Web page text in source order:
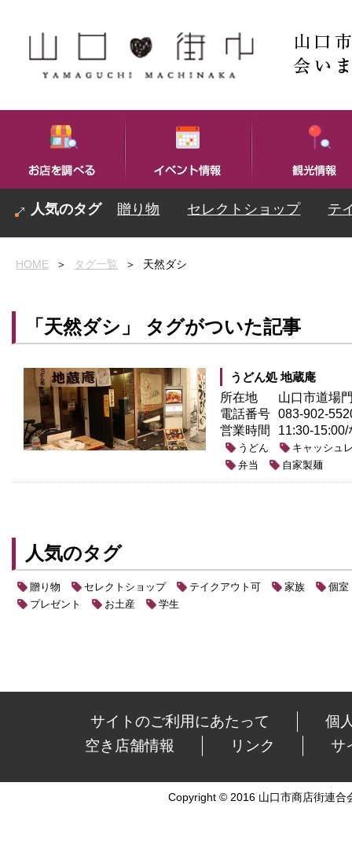
贈り物 セレクトショップ テ
HOME ＞ タグ一覧 ＞ 天然ダシ
「天然ダシ」 タグがついた記事
うどん処 地蔵庵
所在地
山口市道場
電話番号 083-902-
営業時間
11:30-
うどん
キャッシュ
弁当
自家製麺
人気のタグ
贈り物 セレクトショップ テイクアウト可 家族
個室
プレゼント
お土産 学生
サイトのご利用にあたって
個
空き店舗情報
リンク サ
Copyright © 2016 山口市商店街連合